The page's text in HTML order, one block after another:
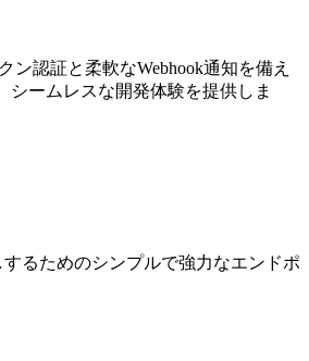
ン認証と柔軟なWebhook通知を備え
シームレスな開発体験を提供しま
るためのシンプルで強力なエンドポ